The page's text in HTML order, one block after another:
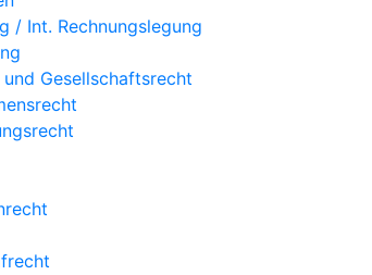
/ Int. Rechnungslegung
Gesellschaftsrecht